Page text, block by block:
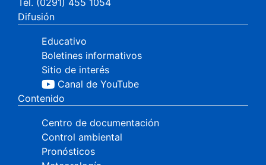
Tel. (0291) 455 1054
Difusión
Educativo
Boletines informativos
Sitio de interés
Canal de YouTube
Contenido
Centro de documentación
Control ambiental
Pronósticos